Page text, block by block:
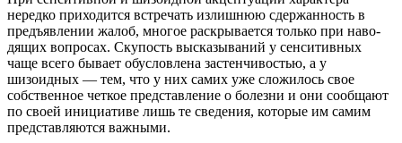
нередко приходится встречать излишнюю сдержанность в
предъявлении жалоб, многое раскрывается только при наво­
дящих вопросах. Скупость высказываний у сенситивных
чаще всего бывает обусловлена застенчивостью, а у
шизоидных — тем, что у них самих уже сложилось свое
собственное четкое пред­ставление о болезни и они сообщают
по своей инициативе лишь те сведения, которые им самим
представляются важными.